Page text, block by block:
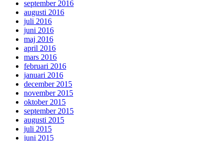
september 2016
augusti 2016
juli 2016
juni 2016
maj 2016
april 2016
mars 2016
februari 2016
januari 2016
december 2015
november 2015
oktober 2015
september 2015
augusti 2015
juli 2015
juni 2015